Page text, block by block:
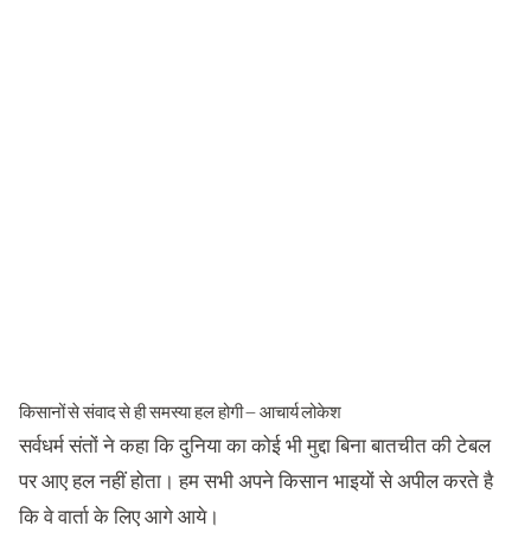
किसानों से संवाद से ही समस्या हल होगी – आचार्य लोकेश
सर्वधर्म संतों ने कहा कि दुनिया का कोई भी मुद्दा बिना बातचीत की टेबल
पर आए हल नहीं होता। हम सभी अपने किसान भाइयों से अपील करते है
कि वे वार्ता के लिए आगे आये।